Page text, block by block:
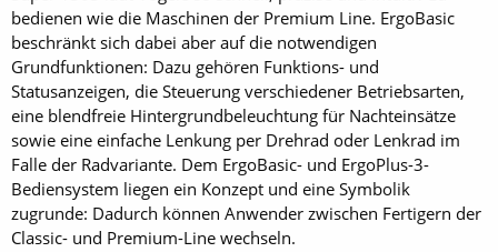
bedienen wie die Maschinen der Premium Line. ErgoBasic
beschränkt sich dabei aber auf die notwendigen
Grundfunktionen: Dazu gehören Funktions- und
Statusanzeigen, die Steuerung verschiedener Betriebsarten,
eine blendfreie Hintergrundbeleuchtung für Nachteinsätze
sowie eine einfache Lenkung per Drehrad oder Lenkrad im
Falle der Radvariante. Dem ErgoBasic- und ErgoPlus-3-
Bediensystem liegen ein Konzept und eine Symbolik
zugrunde: Dadurch können Anwender zwischen Fertigern der
Classic- und Premium-Line wechseln.